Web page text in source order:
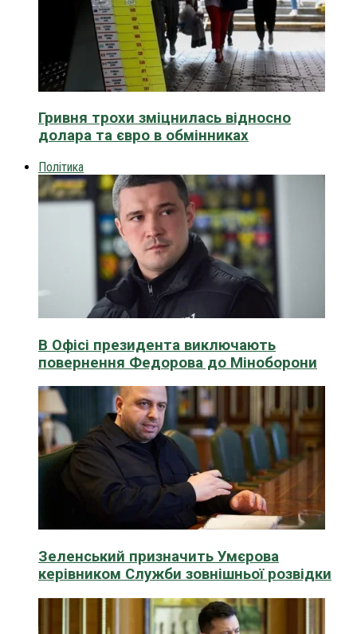
Гривня трохи зміцнилась відносно
долара та євро в обмінниках
Політика
В Офісі президента виключають
повернення Федорова до Міноборони
Зеленський призначить Умєрова
керівником Служби зовнішньої розвідки